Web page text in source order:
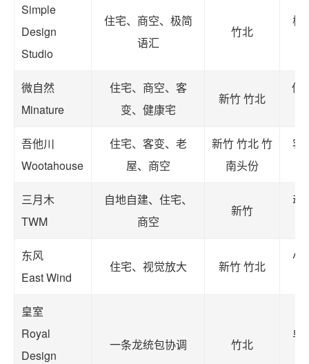
Simple
Design
Studio
住宅、商空、极简
语汇
竹北
极
微自然
Minature
住宅、商空、客
变、健康宅
新竹 竹北
低
吾他川
Wootahouse
住宅、客变、老
屋、商空
新竹 竹北 竹
南头份
客
三月木
TWM
自地自建、住宅、
商空
新竹
动
东风
East Wind
住宅、视觉放大 新竹 竹北
小
皇室
Royal
Design
一条龙统包协调 竹北
单